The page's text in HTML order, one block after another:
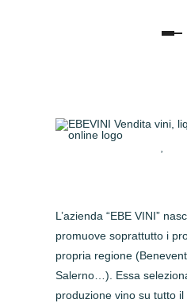
L’azienda “EBE VINI”
promuove soprattutto i
propria regione
Salerno…). Essa
produzione vino su tutto